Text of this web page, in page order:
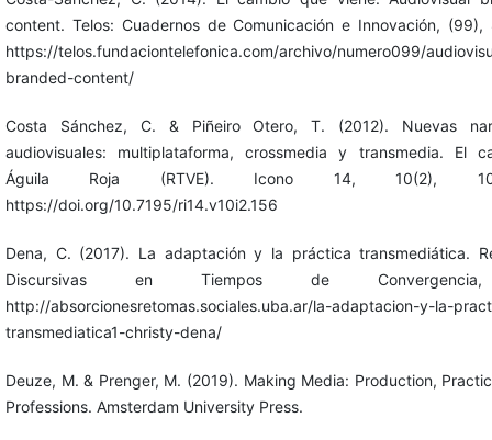
content. Telos: Cuadernos de Comunicación e Innovación,
https://telos.fundaciontelefonica.com/archivo/numero099/
branded-content/
Costa Sánchez, C. & Piñeiro Otero, T. (2012). Nuevas
audiovisuales: multiplataforma, crossmedia y transmedia. El
Águila Roja (RTVE). Icono 14, 10(2),
https://doi.org/10.7195/ri14.v10i2.156
Dena, C. (2017). La adaptación y la práctica transmediática.
Discursivas en Tiempos de
http://absorcionesretomas.sociales.uba.ar/la-adaptacion-y-la-
transmediatica1-christy-dena/
Deuze, M. & Prenger, M. (2019). Making Media: Production,
Professions. Amsterdam University Press.